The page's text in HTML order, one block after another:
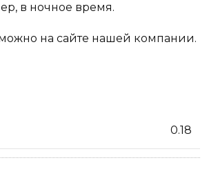
в ночное время.
на сайте нашей компании.
0.18